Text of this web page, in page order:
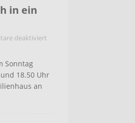
in ein
deaktiviert
Sonntag
18.50 Uhr
an